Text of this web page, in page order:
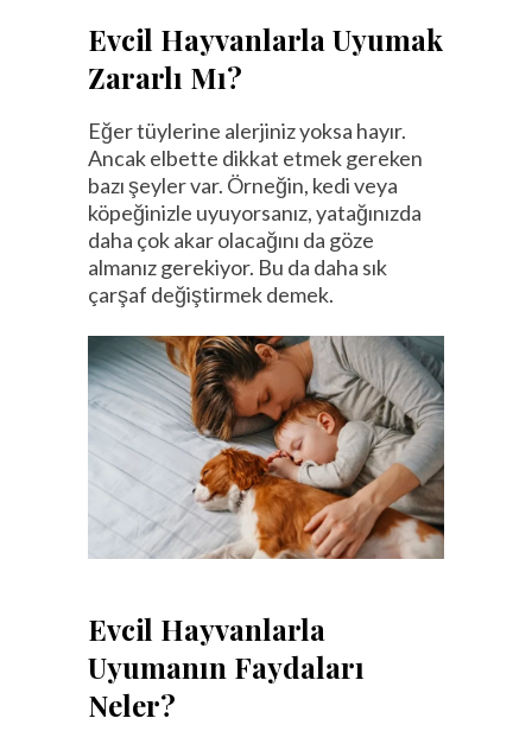
Evcil Hayvanlarla Uyumak
Zararlı Mı?
Eğer tüylerine alerjiniz yoksa hayır.
Ancak elbette dikkat etmek gereken
bazı şeyler var. Örneğin, kedi veya
köpeğinizle uyuyorsanız, yatağınızda
daha çok akar olacağını da göze
almanız gerekiyor. Bu da daha sık
çarşaf değiştirmek demek.
Evcil Hayvanlarla
Uyumanın Faydaları
Neler?